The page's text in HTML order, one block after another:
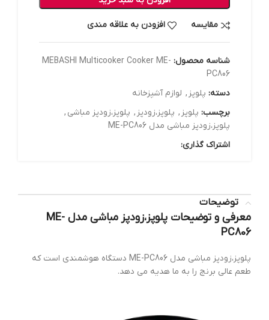
مقایسه افزودن به علاقه مندی
شناسه محصول: MEBASHI Multicooker Cooker ME-
PC806
دسته: پلوپز , لوازم آشپزخانه
برچسب: پلوپز , پلوپز،زودپز , پلوپز،زودپز مباشی ,
پلوپز،زودپز مباشی مدل ME-PC806
اشتراک گذاری:
توضیحات
معرفی و توضیحات پلوپز،زودپز مباشی مدل ME-
PC806
پلوپز،زودپز مباشی مدل ME-PC806 دستگاه هوشمندی است که
طعم عالی برنج را به ما هدیه می دهد.